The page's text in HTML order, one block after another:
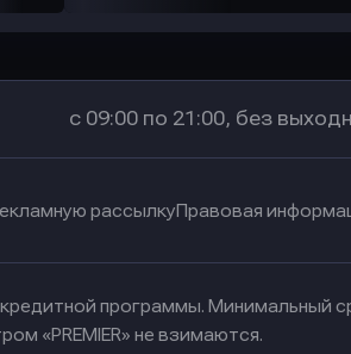
с 09:00 по 21:00, без
рассылкуПравовая
программы. Минимальный
«PREMIER» не взимаются.